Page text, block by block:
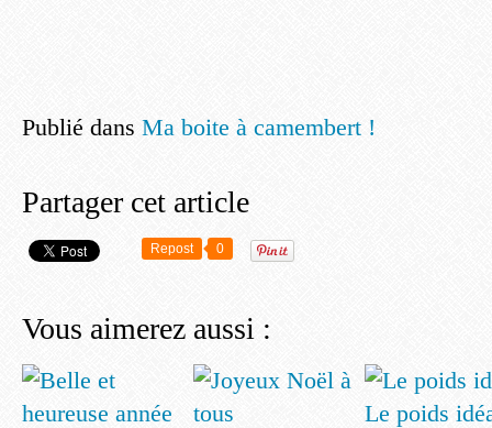
Publié dans Ma boite à camembert !
Partager cet article
Repost 0
Vous aimerez aussi :
Le poids